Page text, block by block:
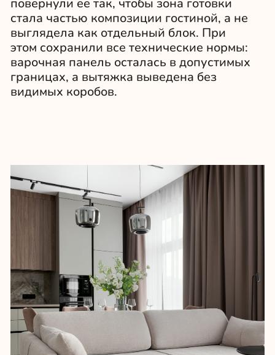
Основой концепции стала природная
палитра с темными акцентами – они
придают пространству глубину и
сдержанную элегантность. А чтобы
квартира выделялась на фоне
конкурентов, добавили выразительные
детали: декоративную панель-скалу с
подсветкой, люстру с эффектом
звездного неба.